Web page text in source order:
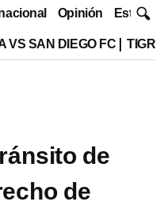
Opinión Estilo
VS SAN DIEGO FC
de
de